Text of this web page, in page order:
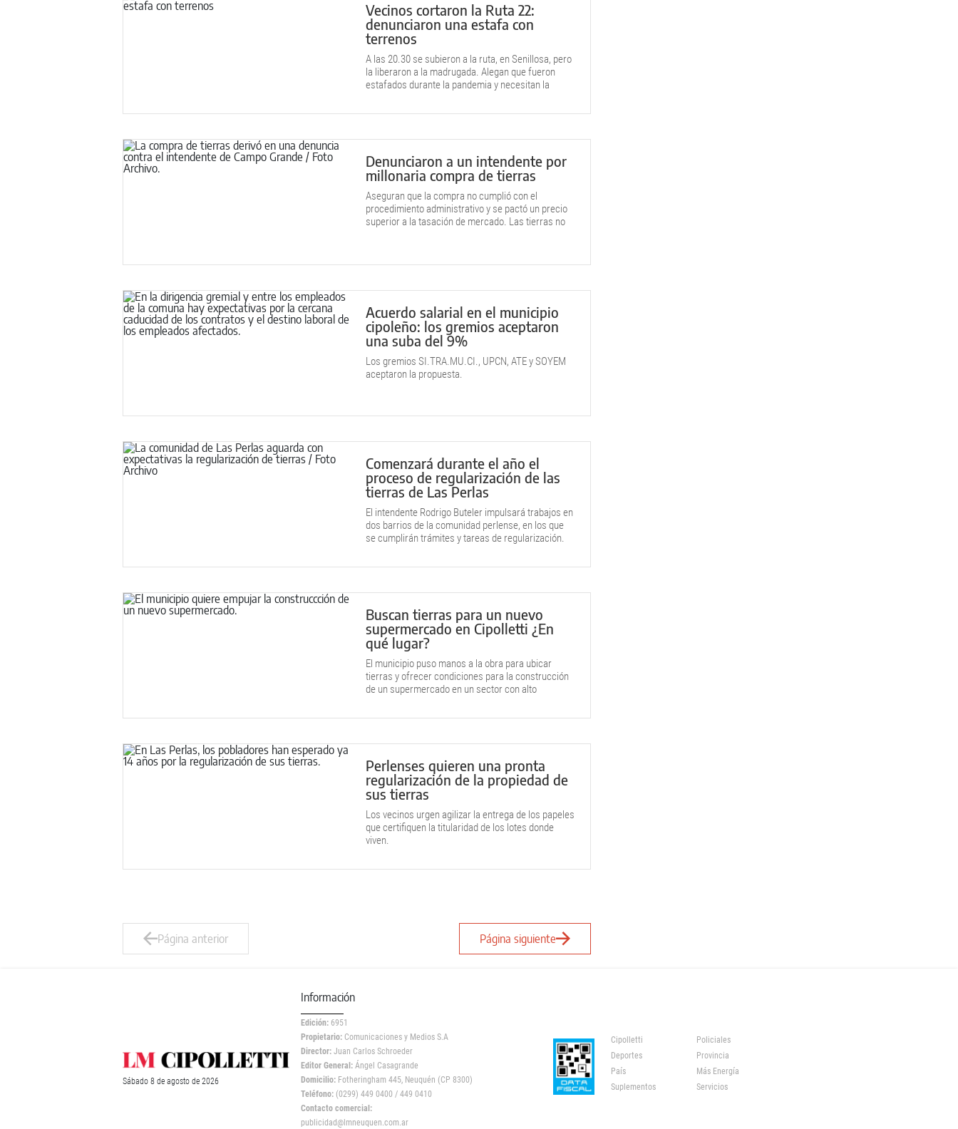
Vecinos cortaron la Ruta 22:
denunciaron una estafa con
terrenos
A las 20.30 se subieron a la ruta, en Senillosa, pero
la liberaron a la madrugada. Alegan que fueron
estafados durante la pandemia y necesitan la
Denunciaron a un intendente por
millonaria compra de tierras
Aseguran que la compra no cumplió con el
procedimiento administrativo y se pactó un precio
superior a la tasación de mercado. Las tierras no
Acuerdo salarial en el municipio
cipoleño: los gremios aceptaron
una suba del 9%
Los gremios SI.TRA.MU.CI., UPCN, ATE y SOYEM
aceptaron la propuesta.
Comenzará durante el año el
proceso de regularización de las
tierras de Las Perlas
El intendente Rodrigo Buteler impulsará trabajos en
dos barrios de la comunidad perlense, en los que
se cumplirán trámites y tareas de regularización.
Buscan tierras para un nuevo
supermercado en Cipolletti ¿En
qué lugar?
El municipio puso manos a la obra para ubicar
tierras y ofrecer condiciones para la construcción
de un supermercado en un sector con alto
Perlenses quieren una pronta
regularización de la propiedad de
sus tierras
Los vecinos urgen agilizar la entrega de los papeles
que certifiquen la titularidad de los lotes donde
viven.
Página anterior Página siguiente
Sábado 8 de agosto de 2026
Información
Edición: 6951
Propietario: Comunicaciones y Medios S.A
Director: Juan Carlos Schroeder
Editor General: Ángel Casagrande
Domicilio: Fotheringham 445, Neuquén (CP 8300)
Teléfono: (0299) 449 0400 / 449 0410
Contacto comercial:
publicidad@lmneuquen.com.ar
Cipolletti
Policiales
Deportes
Provincia
País
Más Energía
Suplementos
Servicios